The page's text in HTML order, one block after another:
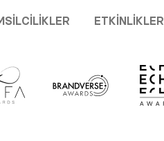
ETKINLIKLER